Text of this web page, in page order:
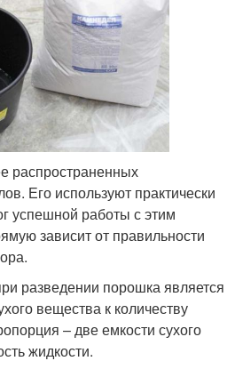
распространенных
Его используют практически
успешной работы с этим
зависит от правильности
разведении порошка является
вещества к количеству
– две емкости сухого
жидкости.